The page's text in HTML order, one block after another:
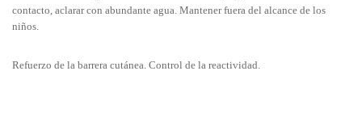
contacto, aclarar con abundante agua. Mantener fuera del alcance de los
niños.
Refuerzo de la barrera cutánea. Control de la reactividad.